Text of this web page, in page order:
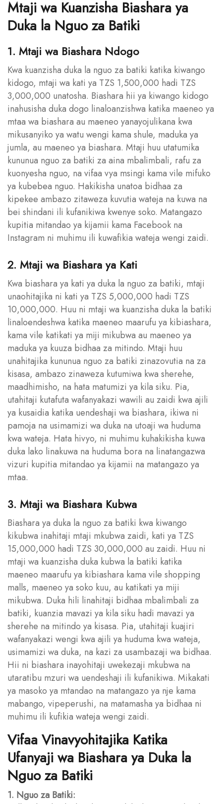
Mtaji wa Kuanzisha Biashara ya
Duka la Nguo za Batiki
1. Mtaji wa Biashara Ndogo
Kwa kuanzisha duka la nguo za batiki katika kiwango
kidogo, mtaji wa kati ya TZS 1,500,000 hadi TZS
3,000,000 unatosha. Biashara hii ya kiwango kidogo
inahusisha duka dogo linaloanzishwa katika maeneo ya
mtaa wa biashara au maeneo yanayojulikana kwa
mikusanyiko ya watu wengi kama shule, maduka ya
jumla, au maeneo ya biashara. Mtaji huu utatumika
kununua nguo za batiki za aina mbalimbali, rafu za
kuonyesha nguo, na vifaa vya msingi kama vile mifuko
ya kubebea nguo. Hakikisha unatoa bidhaa za
kipekee ambazo zitaweza kuvutia wateja na kuwa na
bei shindani ili kufanikiwa kwenye soko. Matangazo
kupitia mitandao ya kijamii kama Facebook na
Instagram ni muhimu ili kuwafikia wateja wengi zaidi.
2. Mtaji wa Biashara ya Kati
Kwa biashara ya kati ya duka la nguo za batiki, mtaji
unaohitajika ni kati ya TZS 5,000,000 hadi TZS
10,000,000. Huu ni mtaji wa kuanzisha duka la batiki
linaloendeshwa katika maeneo maarufu ya kibiashara,
kama vile katikati ya miji mikubwa au maeneo ya
maduka ya kuuza bidhaa za mitindo. Mtaji huu
unahitajika kununua nguo za batiki zinazovutia na za
kisasa, ambazo zinaweza kutumiwa kwa sherehe,
maadhimisho, na hata matumizi ya kila siku. Pia,
utahitaji kutafuta wafanyakazi wawili au zaidi kwa ajili
ya kusaidia katika uendeshaji wa biashara, ikiwa ni
pamoja na usimamizi wa duka na utoaji wa huduma
kwa wateja. Hata hivyo, ni muhimu kuhakikisha kuwa
duka lako linakuwa na huduma bora na linatangazwa
vizuri kupitia mitandao ya kijamii na matangazo ya
mtaa.
3. Mtaji wa Biashara Kubwa
Biashara ya duka la nguo za batiki kwa kiwango
kikubwa inahitaji mtaji mkubwa zaidi, kati ya TZS
15,000,000 hadi TZS 30,000,000 au zaidi. Huu ni
mtaji wa kuanzisha duka kubwa la batiki katika
maeneo maarufu ya kibiashara kama vile shopping
malls, maeneo ya soko kuu, au katikati ya miji
mikubwa. Duka hili linahitaji bidhaa mbalimbali za
batiki, kuanzia mavazi ya kila siku hadi mavazi ya
sherehe na mitindo ya kisasa. Pia, utahitaji kuajiri
wafanyakazi wengi kwa ajili ya huduma kwa wateja,
usimamizi wa duka, na kazi za usambazaji wa bidhaa.
Hii ni biashara inayohitaji uwekezaji mkubwa na
utaratibu mzuri wa uendeshaji ili kufanikiwa. Mikakati
ya masoko ya mtandao na matangazo ya nje kama
mabango, vipeperushi, na matamasha ya bidhaa ni
muhimu ili kufikia wateja wengi zaidi.
Vifaa Vinavyohitajika Katika
Ufanyaji wa Biashara ya Duka la
Nguo za Batiki
1. Nguo za Batiki: